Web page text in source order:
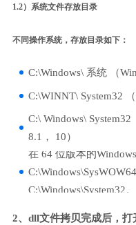
1.2）系统文件存放目录
不同操作系统，存放目录如下：
C:\Windows\ 系统 （
C:\WINNT\ System32
C:\ Windows\ System32
8.1， 10）
在 64 位版本的
C:\Windows\System32。
2、dll文件拷贝完成后，